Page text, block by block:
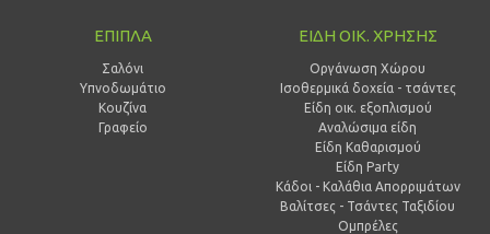
ΕΠΙΠΛΑ
Σαλόνι
Υπνοδωμάτιο
Κουζίνα
Γραφείο
ΕΙΔΗ ΟΙΚ. ΧΡΗΣΗΣ
Οργάνωση Χώρου
Ισοθερμικά δοχεία - τσάντες
Είδη οικ. εξοπλισμού
Αναλώσιμα είδη
Είδη Καθαρισμού
Είδη Party
Κάδοι - Καλάθια Απορριμάτων
Βαλίτσες - Τσάντες Ταξιδίου
Ομπρέλες